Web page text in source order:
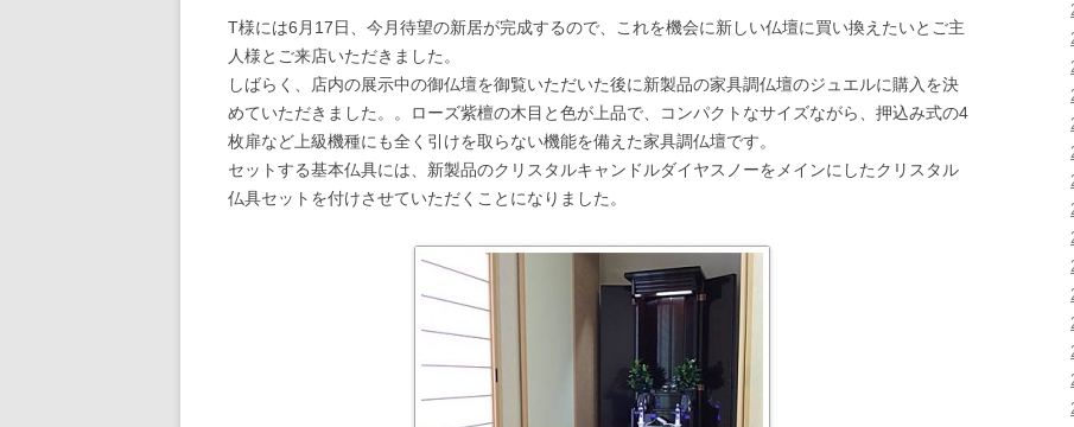
T様には6月17日、今月待望の新居が完成するので、これを機会に新しい仏壇に買い換えたいとご主
人様とご来店いただきました。
しばらく、店内の展示中の御仏壇を御覧いただいた後に新製品の家具調仏壇のジュエルに購入を決
めていただきました。。ローズ紫檀の木目と色が上品で、コンパクトなサイズながら、押込み式の4
枚扉など上級機種にも全く引けを取らない機能を備えた家具調仏壇です。
セットする基本仏具には、新製品のクリスタルキャンドルダイヤスノーをメインにしたクリスタル
仏具セットを付けさせていただくことになりました。